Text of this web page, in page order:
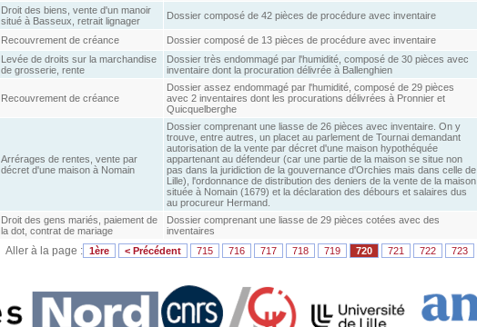
Droit des biens, vente d'un manoir
situé à Basseux, retrait lignager
Dossier composé de 42 pièces de procédure avec inventaire
Recouvrement de créance Dossier composé de 13 pièces de procédure avec inventaire
Levée de droits sur la marchandise
de grosserie, rente
Dossier très endommagé par l'humidité, composé de 30 pièces avec
inventaire dont la procuration délivrée à Ballenghien
Recouvrement de créance
Dossier assez endommagé par l'humidité, composé de 29 pièces
avec 2 inventaires dont les procurations délivrées à Pronnier et
Quicquelberghe
Arrérages de rentes, vente par
décret d'une maison à Nomain
Dossier comprenant une liasse de 26 pièces avec inventaire. On y
trouve, entre autres, un placet au parlement de Tournai demandant
autorisation de la vente par décret d'une maison hypothéquée
appartenant au défendeur (car une partie de la maison se situe non
pas dans la juridiction de la gouvernance d'Orchies mais dans celle de
Lille), l'ordonnance de distribution des deniers de la vente de la maison
située à Nomain (1679) et la déclaration des débours et salaires dus
au procureur Hermand.
Droit des gens mariés, paiement de
la dot, contrat de mariage
Dossier comprenant une liasse de 29 pièces cotées avec des
inventaires
Aller à la page : 1ère < Précédent 715 716 717 718 719 720 721 722 723